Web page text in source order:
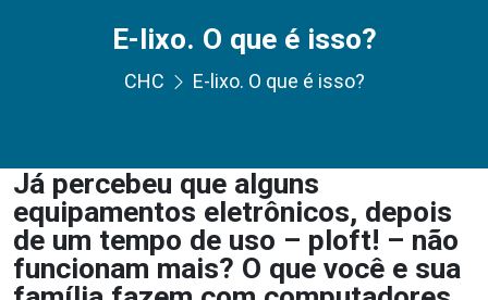
E-lixo. O que é isso?
CHC E-lixo. O que é isso?
Já percebeu que alguns
equipamentos eletrônicos, depois
de um tempo de uso – ploft! – não
funcionam mais? O que você e sua